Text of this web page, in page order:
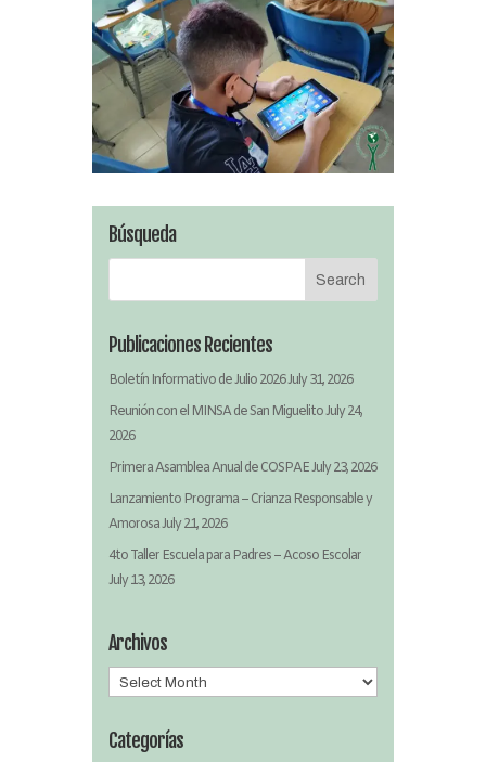
Búsqueda
Publicaciones Recientes
Boletín Informativo de Julio 2026July 31, 2026
Reunión con el MINSA de San MiguelitoJuly 24,
2026
Primera Asamblea Anual de COSPAEJuly 23, 2026
Lanzamiento Programa – Crianza Responsable y
AmorosaJuly 21, 2026
4to Taller Escuela para Padres – Acoso Escolar
July 13, 2026
Archivos
Archivos
Categorías